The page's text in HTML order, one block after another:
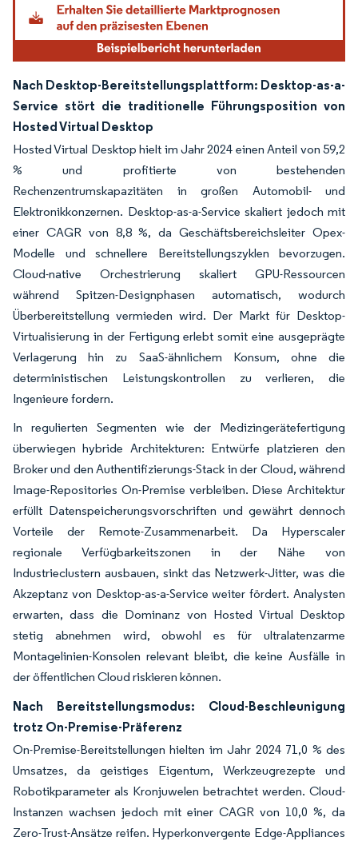
Nach Desktop-Bereitstellungsplattform: Desktop-as-a-
Service stört die traditionelle Führungsposition von
Hosted Virtual Desktop
Hosted Virtual Desktop hielt im Jahr 2024 einen Anteil von 59,2
% und profitierte von bestehenden
Rechenzentrumskapazitäten in großen Automobil- und
Elektronikkonzernen. Desktop-as-a-Service skaliert jedoch mit
einer CAGR von 8,8 %, da Geschäftsbereichsleiter Opex-
Modelle und schnellere Bereitstellungszyklen bevorzugen.
Cloud-native Orchestrierung skaliert GPU-Ressourcen
während Spitzen-Designphasen automatisch, wodurch
Überbereitstellung vermieden wird. Der Markt für Desktop-
Virtualisierung in der Fertigung erlebt somit eine ausgeprägte
Verlagerung hin zu SaaS-ähnlichem Konsum, ohne die
deterministischen Leistungskontrollen zu verlieren, die
Ingenieure fordern.
In regulierten Segmenten wie der Medizingerätefertigung
überwiegen hybride Architekturen: Entwürfe platzieren den
Broker und den Authentifizierungs-Stack in der Cloud, während
Image-Repositories On-Premise verbleiben. Diese Architektur
erfüllt Datenspeicherungsvorschriften und gewährt dennoch
Vorteile der Remote-Zusammenarbeit. Da Hyperscaler
regionale Verfügbarkeitszonen in der Nähe von
Industrieclustern ausbauen, sinkt das Netzwerk-Jitter, was die
Akzeptanz von Desktop-as-a-Service weiter fördert. Analysten
erwarten, dass die Dominanz von Hosted Virtual Desktop
stetig abnehmen wird, obwohl es für ultralatenzarme
Montagelinien-Konsolen relevant bleibt, die keine Ausfälle in
der öffentlichen Cloud riskieren können.
Nach Bereitstellungsmodus: Cloud-Beschleunigung
trotz On-Premise-Präferenz
On-Premise-Bereitstellungen hielten im Jahr 2024 71,0 % des
Umsatzes, da geistiges Eigentum, Werkzeugrezepte und
Robotikparameter als Kronjuwelen betrachtet werden. Cloud-
Instanzen wachsen jedoch mit einer CAGR von 10,0 %, da
Zero-Trust-Ansätze reifen. Hyperkonvergente Edge-Appliances